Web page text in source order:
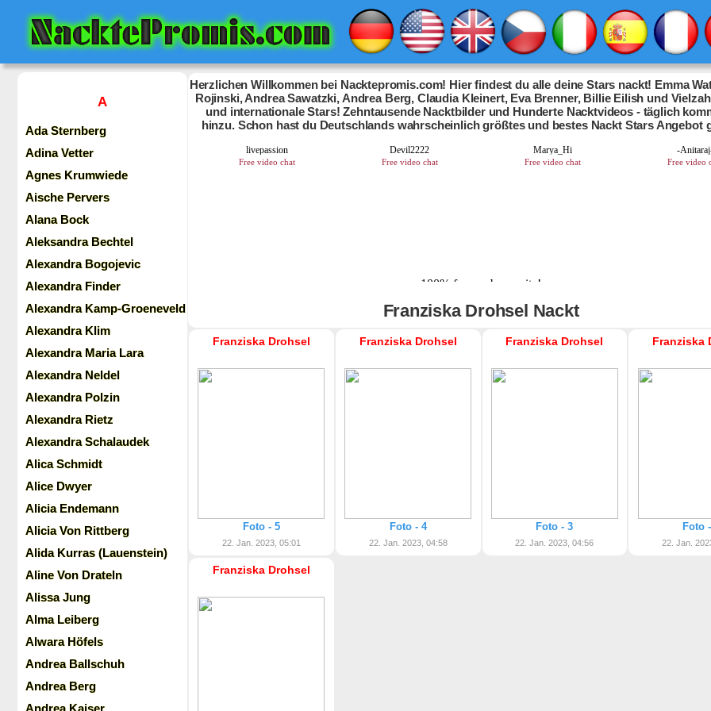
A
Ada Sternberg
Adina Vetter
Agnes Krumwiede
Aische Pervers
Alana Bock
Aleksandra Bechtel
Alexandra Bogojevic
Alexandra Finder
Alexandra Kamp-Groeneveld
Alexandra Klim
Alexandra Maria Lara
Alexandra Neldel
Alexandra Polzin
Alexandra Rietz
Alexandra Schalaudek
Alica Schmidt
Alice Dwyer
Alicia Endemann
Alicia Von Rittberg
Alida Kurras (Lauenstein)
Aline Von Drateln
Alissa Jung
Alma Leiberg
Alwara Höfels
Andrea Ballschuh
Andrea Berg
Andrea Kaiser
Herzlichen Willkommen bei Nacktepromis.com! Hier findest du alle deine Stars nackt! Emma
Rojinski, Andrea Sawatzki, Andrea Berg, Claudia Kleinert, Eva Brenner, Billie Eilish und
und internationale Stars! Zehntausende Nacktbilder und Hunderte Nacktvideos - täglich
hinzu. Schon hast du Deutschlands wahrscheinlich größtes und bestes Nackt Stars Angebot
Franziska Drohsel Nackt
Franziska Drohsel
Foto - 5
22. Jan. 2023, 05:01
Franziska Drohsel
Foto - 4
22. Jan. 2023, 04:58
Franziska Drohsel
Foto - 3
22. Jan. 2023, 04:56
Franziska
Foto
22. Jan.
Franziska Drohsel